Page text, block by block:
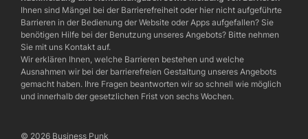
Ihnen sind Mängel bei der Barrierefreiheit oder hier nicht aufgeführte
Barrieren in der Bedienung der Website oder Apps aufgefallen? Sie
benötigen Hilfe bei der Benutzung unseres Angebots? Bitte nehmen
Sie mit uns Kontakt auf.
Wir erklären Ihnen, welche Barrieren bestehen und welche
Ausnahmen wir bei der barrierefreien Gestaltung unseres Angebots
gemacht haben. Ihre Fragen beantworten wir so schnell wie möglich
und innerhalb der gesetzlichen Frist von sechs Wochen.
© 2026 Business Punk